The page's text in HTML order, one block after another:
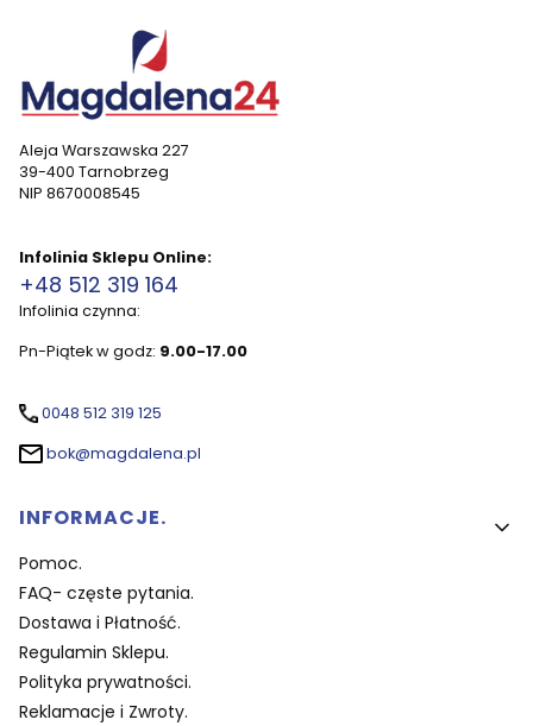
Aleja Warszawska 227
39-400 Tarnobrzeg
NIP 8670008545
Infolinia Sklepu Online:
+48 512 319 164
Infolinia czynna:
Pn-Piątek w godz: 9.00-17.00
0048 512 319 125
bok@magdalena.pl
Linki w stopce
INFORMACJE.
Pomoc.
FAQ- częste pytania.
Dostawa i Płatność.
Regulamin Sklepu.
Polityka prywatności.
Reklamacje i Zwroty.